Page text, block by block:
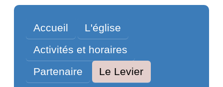
Accueil
L'église
Activités et horaires
Partenaire
Le Levier